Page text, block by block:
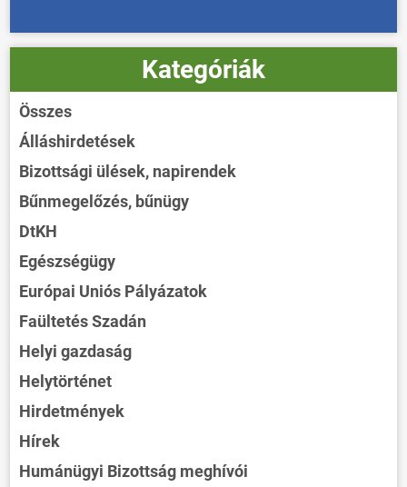
Kategóriák
Összes
Álláshirdetések
Bizottsági ülések, napirendek
Bűnmegelőzés, bűnügy
DtKH
Egészségügy
Európai Uniós Pályázatok
Faültetés Szadán
Helyi gazdaság
Helytörténet
Hirdetmények
Hírek
Humánügyi Bizottság meghívói